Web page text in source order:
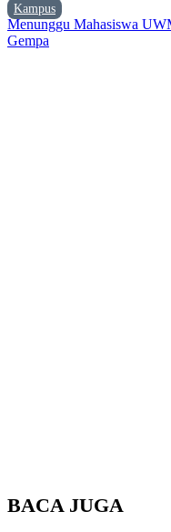
Kampus
Menunggu Mahasiswa
Gempa
BACA JUGA